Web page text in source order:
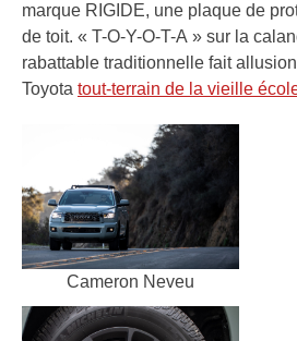
marque RIGIDE, une plaque de
de toit. « T-O-Y-O-T-A » sur la
rabattable traditionnelle fait
Toyota tout-terrain de la vieille
Cameron Neveu